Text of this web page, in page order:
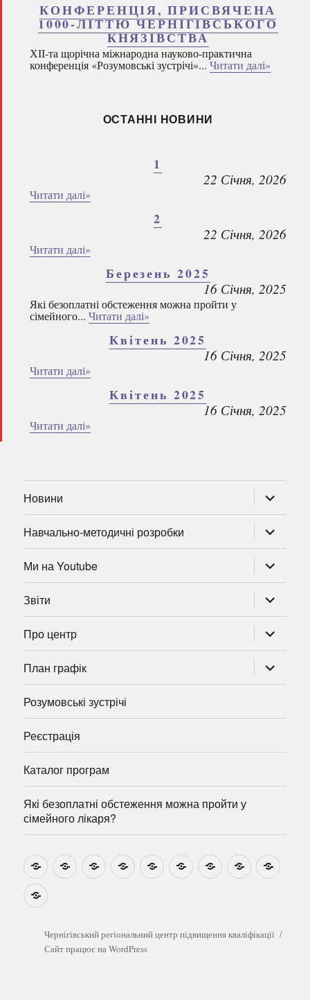
КОНФЕРЕНЦІЯ, ПРИСВЯЧЕНА
1000-ЛІТТЮ ЧЕРНІГІВСЬКОГО
КНЯЗІВСТВА
ХІІ-та щорічна міжнародна науково-практична
конференція «Розумовські зустрічі»... Читати далі»
ОСТАННІ НОВИНИ
1
22 Січня, 2026
Читати далі»
2
22 Січня, 2026
Читати далі»
Березень 2025
16 Січня, 2025
Які безоплатні обстеження можна пройти у
сімейного... Читати далі»
Квітень 2025
16 Січня, 2025
Читати далі»
Квітень 2025
16 Січня, 2025
Читати далі»
Новини
підменю
Навчально-методичні розробки
підменю
Ми на Youtube
підменю
Звіти
підменю
Про центр
підменю
План графік
підменю
Розумовські зустрічі
Реєстрація
Каталог програм
Які безоплатні обстеження можна пройти у
сімейного лікаря?
НовиниНавчально-
методичні
Ми
на
Звіти Про
центр
План
графік
Розумовські
зустрічі
Реєстрація
Які
безоплатні
можна
пройти
у
Чернігівський регіональний центр підвищення кваліфікації
Сайт працює на WordPress